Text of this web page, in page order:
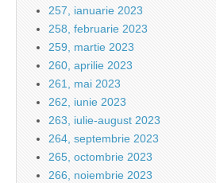
257, ianuarie 2023
258, februarie 2023
259, martie 2023
260, aprilie 2023
261, mai 2023
262, iunie 2023
263, iulie-august 2023
264, septembrie 2023
265, octombrie 2023
266, noiembrie 2023